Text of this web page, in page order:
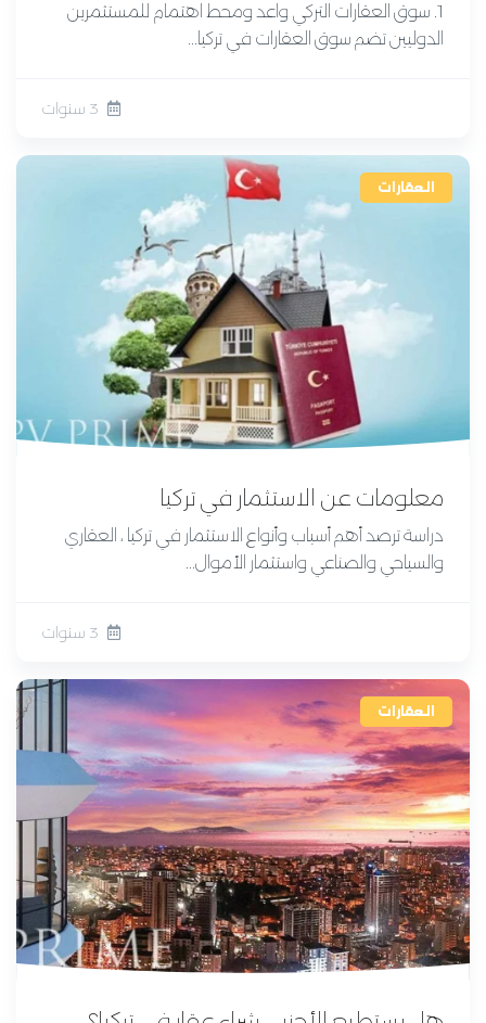
1. سوق العقارات التركي واعد ومحط اهتمام للمستثمرين
الدوليين تضم سوق العقارات في تركيا...
3 سنوات
العقارات
معلومات عن الاستثمار في تركيا
دراسة ترصد أهم أسباب وأنواع الاستثمار في تركيا ، العقاري
والسياحي والصناعي واستثمار الأموال...
3 سنوات
العقارات